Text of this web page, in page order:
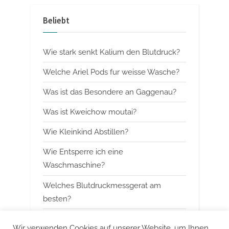
o
s
t
Beliebt
Wie stark senkt Kalium den Blutdruck?
Welche Ariel Pods fur weisse Wasche?
Was ist das Besondere an Gaggenau?
Was ist Kweichow moutai?
Wie Kleinkind Abstillen?
Wie Entsperre ich eine
Waschmaschine?
Welches Blutdruckmessgerat am
besten?